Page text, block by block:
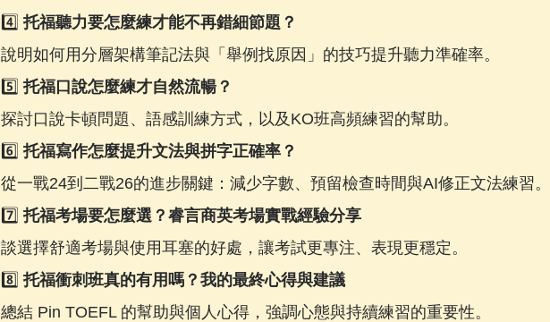
4️⃣ 托福聽力要怎麼練才能不再錯細節題？
說明如何用分層架構筆記法與「舉例找原因」的技巧提升聽力準確率。
5️⃣ 托福口說怎麼練才自然流暢？
探討口說卡頓問題、語感訓練方式，以及KO班高頻練習的幫助。
6️⃣ 托福寫作怎麼提升文法與拼字正確率？
從一戰24到二戰26的進步關鍵：減少字數、預留檢查時間與AI修正文法練習。
7️⃣ 托福考場要怎麼選？睿言商英考場實戰經驗分享
談選擇舒適考場與使用耳塞的好處，讓考試更專注、表現更穩定。
8️⃣ 托福衝刺班真的有用嗎？我的最終心得與建議
總結 Pin TOEFL 的幫助與個人心得，強調心態與持續練習的重要性。